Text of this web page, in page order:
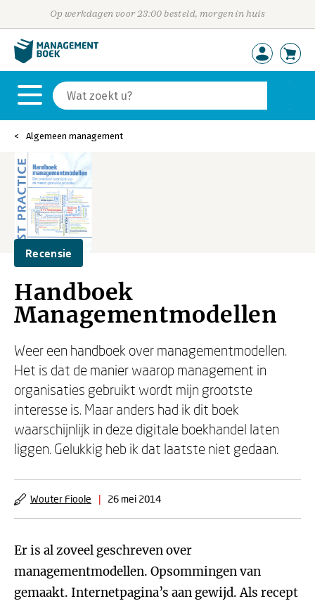
Op werkdagen voor 23:00 besteld, morgen in huis
Algemeen management
Recensie
Handboek
Managementmodellen
Weer een handboek over managementmodellen.
Het is dat de manier waarop management in
organisaties gebruikt wordt mijn grootste
interesse is. Maar anders had ik dit boek
waarschijnlijk in deze digitale boekhandel laten
liggen. Gelukkig heb ik dat laatste niet gedaan.
Wouter Fioole | 26 mei 2014
Er is al zoveel geschreven over
managementmodellen. Opsommingen van
gemaakt. Internetpagina’s aan gewijd. Als recept